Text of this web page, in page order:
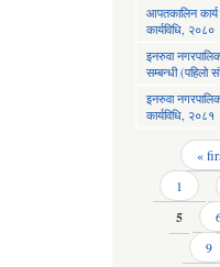
आपतकालिन
कार्यविधि, २०८०
इनरुवा
सम्बन्धी (पहिलो
इनरुवा
कार्यविधि, २०८१
«
1
5
9